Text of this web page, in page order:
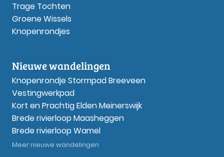
Trage Tochten
Groene Wissels
Knopenrondjes
Nieuwe wandelingen
Knopenrondje Stormpad Breeveen
Vestingwerkpad
Kort en Prachtig Elden Meinerswijk
Brede rivierloop Maasheggen
Brede rivierloop Wamel
Meer nieuwe wandelingen